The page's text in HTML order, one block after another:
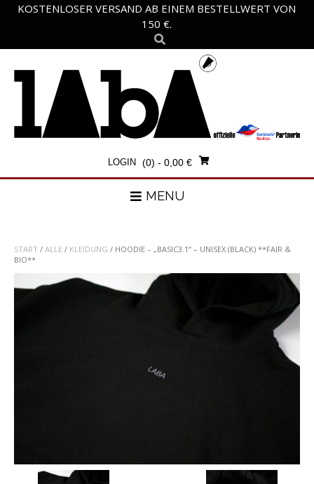
KOSTENLOSER VERSAND AB EINEM BESTELLWERT VON
150 €.
LOGIN (0) - 0,00 €
MENU
START / ALLE / KLEIDUNG / HOODIE – „BASIC3.1“ – UNISEX (BLACK) **FAIR &
BIO**